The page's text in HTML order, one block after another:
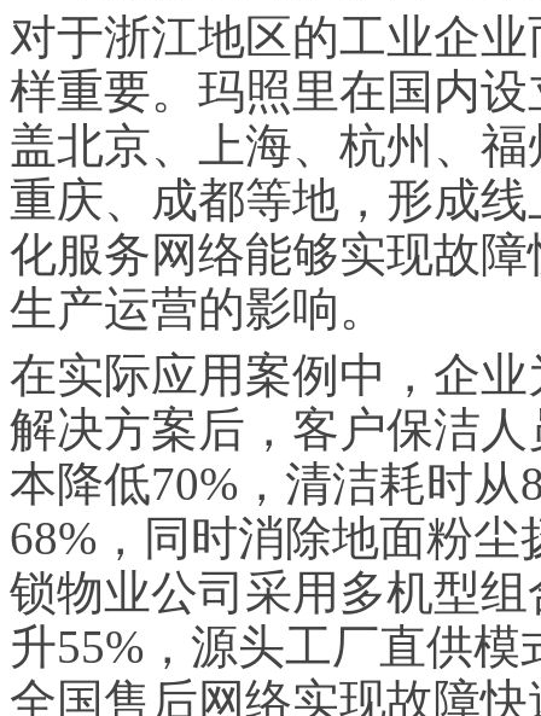
对于浙江地区的工业企
样重要。玛照里在国内
盖北京、上海、杭州、
重庆、成都等地，形成
化服务网络能够实现故
生产运营的影响。
在实际应用案例中，企
解决方案后，客户保洁
本降低70%，清洁耗时
68%，同时消除地面粉
锁物业公司采用多机型
升55%，源头工厂直供
全国售后网络实现故障